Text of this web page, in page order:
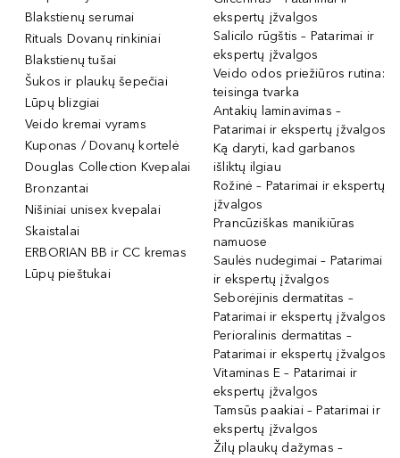
Blakstienų serumai
Rituals Dovanų rinkiniai
Blakstienų tušai
Šukos ir plaukų šepečiai
Lūpų blizgiai
Veido kremai vyrams
Kuponas / Dovanų kortelė
Douglas Collection Kvepalai
Bronzantai
Nišiniai unisex kvepalai
Skaistalai
ERBORIAN BB ir CC kremas
Lūpų pieštukai
ekspertų įžvalgos
Salicilo rūgštis – Patarimai ir
ekspertų įžvalgos
Veido odos priežiūros rutina:
teisinga tvarka
Antakių laminavimas –
Patarimai ir ekspertų įžvalgos
Ką daryti, kad garbanos
išliktų ilgiau
Rožinė – Patarimai ir ekspertų
įžvalgos
Prancūziškas manikiūras
namuose
Saulės nudegimai – Patarimai
ir ekspertų įžvalgos
Seborėjinis dermatitas –
Patarimai ir ekspertų įžvalgos
Perioralinis dermatitas –
Patarimai ir ekspertų įžvalgos
Vitaminas E – Patarimai ir
ekspertų įžvalgos
Tamsūs paakiai – Patarimai ir
ekspertų įžvalgos
Žilų plaukų dažymas –